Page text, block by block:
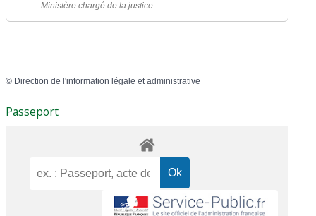
Ministère chargé de la justice
© Direction de l'information légale et administrative
Passeport